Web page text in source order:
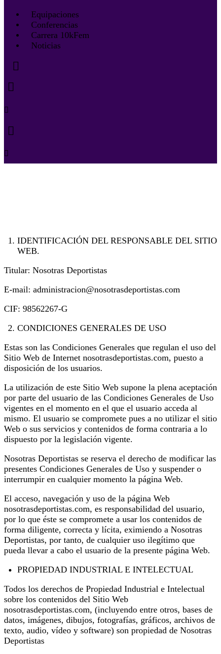
Equipaciones
Conferencias
Carrera 10kFem
Noticias
IDENTIFICACIÓN DEL RESPONSABLE DEL SITIO
WEB.
Titular: Nosotras Deportistas
E-mail: administracion@nosotrasdeportistas.com
CIF: 98562267-G
CONDICIONES GENERALES DE USO
Estas son las Condiciones Generales que regulan el uso del
Sitio Web de Internet nosotrasdeportistas.com, puesto a
disposición de los usuarios.
La utilización de este Sitio Web supone la plena aceptación
por parte del usuario de las Condiciones Generales de Uso
vigentes en el momento en el que el usuario acceda al
mismo. El usuario se compromete pues a no utilizar el sitio
Web o sus servicios y contenidos de forma contraria a lo
dispuesto por la legislación vigente.
Nosotras Deportistas se reserva el derecho de modificar las
presentes Condiciones Generales de Uso y suspender o
interrumpir en cualquier momento la página Web.
El acceso, navegación y uso de la página Web
nosotrasdeportistas.com, es responsabilidad del usuario,
por lo que éste se compromete a usar los contenidos de
forma diligente, correcta y lícita, eximiendo a Nosotras
Deportistas, por tanto, de cualquier uso ilegítimo que
pueda llevar a cabo el usuario de la presente página Web.
PROPIEDAD INDUSTRIAL E INTELECTUAL
Todos los derechos de Propiedad Industrial e Intelectual
sobre los contenidos del Sitio Web
nosotrasdeportistas.com, (incluyendo entre otros, bases de
datos, imágenes, dibujos, fotografías, gráficos, archivos de
texto, audio, vídeo y software) son propiedad de Nosotras
Deportistas